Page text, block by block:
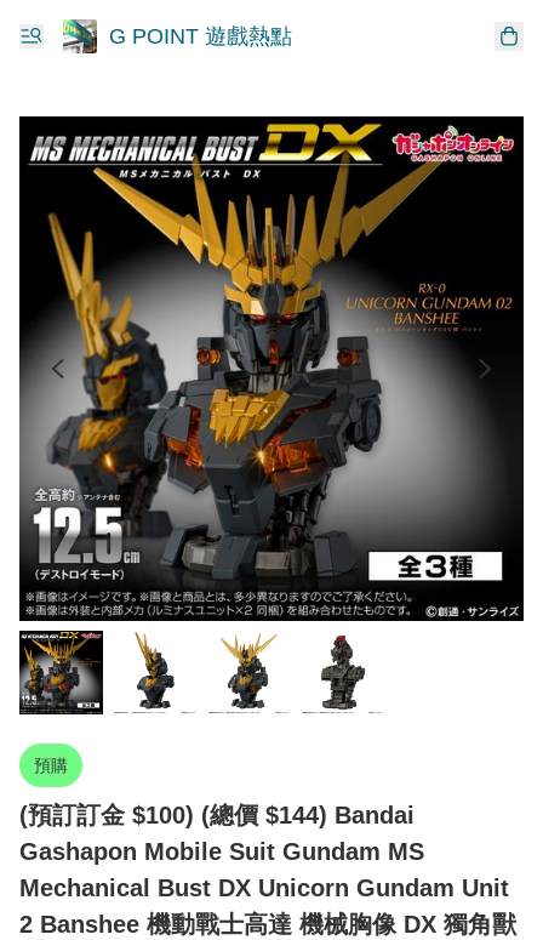
G POINT 遊戲熱點
預購
(預訂訂金 $100) (總價 $144) Bandai
Gashapon Mobile Suit Gundam MS
Mechanical Bust DX Unicorn Gundam Unit
2 Banshee 機動戰士高達 機械胸像 DX 獨角獸